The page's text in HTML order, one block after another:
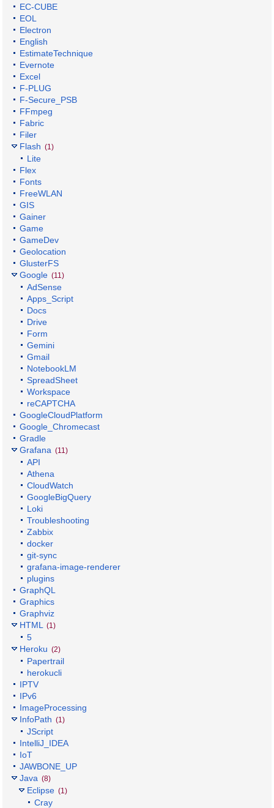
EC-CUBE
EOL
Electron
English
EstimateTechnique
Evernote
Excel
F-PLUG
F-Secure_PSB
FFmpeg
Fabric
Filer
Flash (1)
Lite
Flex
Fonts
FreeWLAN
GIS
Gainer
Game
GameDev
Geolocation
GlusterFS
Google (11)
AdSense
Apps_Script
Docs
Drive
Form
Gemini
Gmail
NotebookLM
SpreadSheet
Workspace
reCAPTCHA
GoogleCloudPlatform
Google_Chromecast
Gradle
Grafana (11)
API
Athena
CloudWatch
GoogleBigQuery
Loki
Troubleshooting
Zabbix
docker
git-sync
grafana-image-renderer
plugins
GraphQL
Graphics
Graphviz
HTML
(1)
5
Heroku (2)
Papertrail
herokucli
IPTV
IPv6
ImageProcessing
InfoPath (1)
JScript
IntelliJ_IDEA
IoT
JAWBONE_UP
Java (8)
Eclipse (1)
Cray